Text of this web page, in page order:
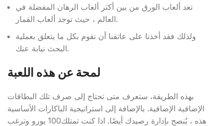
تعد ألعاب الورق من بين أكثر ألعاب الرهان المفضلة في
العالم ، حيث توجد ألعاب القمار.
ولذلك فقد أخذنا على عاتقنا أن نقوم بكل ما يتعلق بعملية
البحث نيابة عنك.
لمحة عن هذه اللعبة
بهذه الطريقة، ستعرف متى تحتاج إلى صرف تلك البطاقات
الإضافية الإضافية. بالإضافة إلى استراتيجية الباكارات الأساسية
هذه ، يُنصح بإدارة رصيدك أيضًا. اذا كنت تمتلك100 يورو وترغب